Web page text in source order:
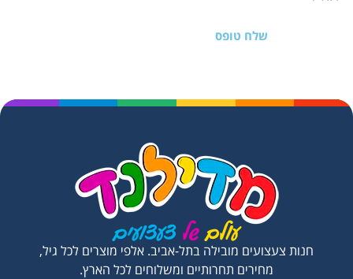
שלח טופס
חנות צעצועים מובילה בתל-אביב. אלפי מוצרים לכל גיל,
מחירים תחרותיים ומשלוחים לכל הארץ.